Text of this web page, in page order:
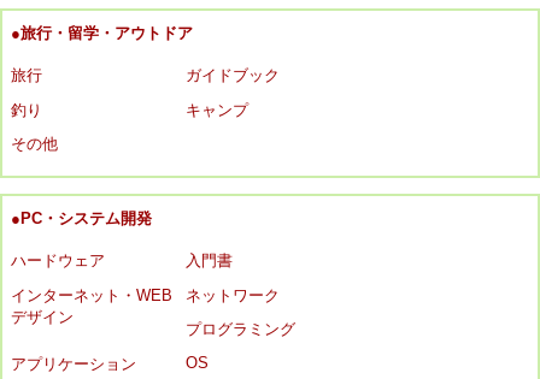
●旅行・留学・アウトドア
旅行
ガイドブック
釣り
キャンプ
その他
●PC・システム開発
ハードウェア
入門書
インターネット・WEB
デザイン
ネットワーク
プログラミング
アプリケーション
OS